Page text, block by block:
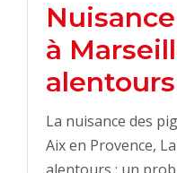
à
alentours
La nuisance des
Aix en Provence,